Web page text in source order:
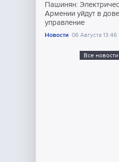
Пашинян:
Армении уйдут в
управление
Новости 06 Августа 13:46
Все новости